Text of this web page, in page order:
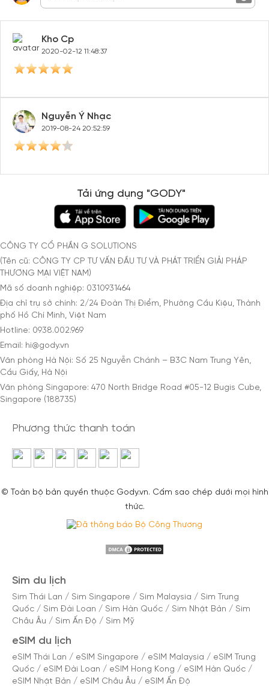
Kho Cp
2020-02-12 11:48:37
Nguyễn Ý Nhạc
2019-08-24 20:52:59
Tải ứng dụng "GODY"
CÔNG TY CỔ PHẦN G SOLUTIONS
(Tên cũ: CÔNG TY CP TƯ VẤN ĐẦU TƯ VÀ PHÁT TRIỂN GIẢI PHÁP
THƯƠNG MẠI VIỆT NAM)
Mã số doanh nghiệp: 0310931464
Địa chỉ trụ sở chính: 2/24 Đoàn Thị Điểm, Phường Cầu Kiệu, Thành
phố Hồ Chí Minh, Việt Nam
Hotline: 0938.002.969
Email: hi@gody.vn
Văn phòng Hà Nội: Số 25 Nguyễn Chánh – B3C Nam Trung Yên,
Cầu Giấy, Hà Nội
Văn phòng Singapore: 470 North Bridge Road #05-12 Bugis Cube,
Singapore (188735)
Phương thức thanh toán
© Toàn bộ bản quyền thuộc Gody.vn. Cấm sao chép dưới mọi hình
thức.
Sim du lịch
Sim Thái Lan / Sim Singapore / Sim Malaysia / Sim Trung
Quốc / Sim Đài Loan / Sim Hàn Quốc / Sim Nhật Bản / Sim
Châu Âu / Sim Ấn Độ / Sim Mỹ
eSIM du lịch
eSIM Thái Lan / eSIM Singapore / eSIM Malaysia / eSIM Trung
Quốc / eSIM Đài Loan / eSIM Hong Kong / eSIM Hàn Quốc /
eSIM Nhật Bản / eSIM Châu Âu / eSIM Ấn Độ